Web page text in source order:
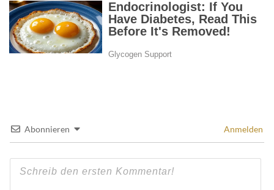
Abonnieren Anmelden